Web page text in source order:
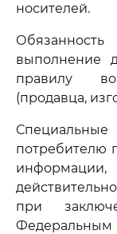
носителей.
выполнение
правилу
(продавца,
Специальные
потребителю
при
Федеральным